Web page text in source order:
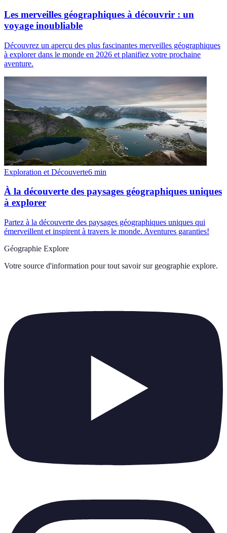
Les merveilles géographiques à découvrir : un
voyage inoubliable
Découvrez un aperçu des plus fascinantes merveilles géographiques
à explorer dans le monde en 2026 et planifiez votre prochaine
aventure.
Exploration et Découverte6 min
À la découverte des paysages géographiques uniques
à explorer
Partez à la découverte des paysages géographiques uniques qui
émerveillent et inspirent à travers le monde. Aventures garanties!
Géographie Explore
Votre source d'information pour tout savoir sur geographie explore.